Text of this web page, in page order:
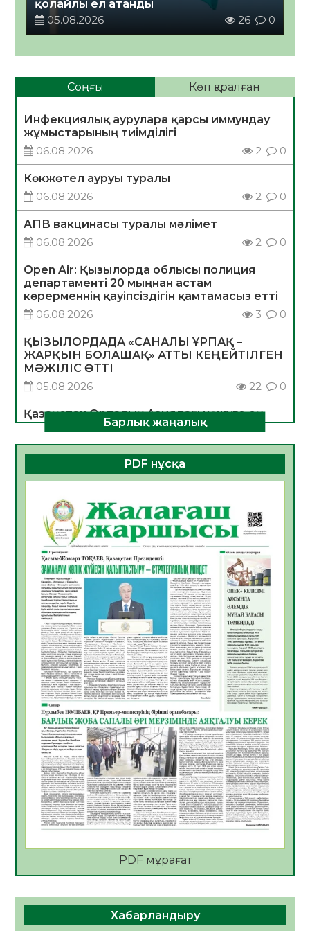
қолайлы ел атанды
05.08.2026
26 0
Соңғы Көп қаралған
Инфекциялық ауруларға қарсы иммундау
жұмыстарының тиімділігі
06.08.2026
2 0
Көкжөтел ауруы туралы
06.08.2026
2 0
АПВ вакцинасы туралы мәлімет
06.08.2026
2 0
Open Air: Қызылорда облысы полиция
департаменті 20 мыңнан астам
көрерменнің қауіпсіздігін қамтамасыз етті
06.08.2026
3 0
ҚЫЗЫЛОРДАДА «САНАЛЫ ҰРПАҚ –
ЖАРҚЫН БОЛАШАҚ» АТТЫ КЕҢЕЙТІЛГЕН
МӘЖІЛІС ӨТТІ
05.08.2026
22 0
Қазақстан Орталық Азиядағы көшуге ең
қолайлы ел атанды
05.08.2026
26 0
Өрт қауіпсіздігі талаптарын сақтау – әр
05.08.2026
Руслан Рүстемұлы облыс әкімінің
кеңесшісі болып тағайындалды
05.08.2026
22
Цифрландыру саласын дамыту аясында
салынатын жаңа орталықтың жобасы
талқыланды
05.08.2026
21
Алғашқы цифрлық жасанды интеллект
құралдарының таныстырылымы өтті
05.08.2026
22
Қазақстандықтардың 72,3%-ы жаңа
Құрылтай үшін дауыс беруге дайын
05.08.2026
24
ӘРБІР ДАУЫС – ҚОҒАМ ДАМУЫНА
ҚОСЫЛҒАН ҮЛЕС
05.08.2026
30
ЖАУАПКЕРШІЛІККЕ БАСТАЙТЫН ҚАДАМ
Мектептен – Ұлттық ұлан сапына
Барлық жаңалық
PDF нұсқа
PDF мұрағат
Хабарландыру